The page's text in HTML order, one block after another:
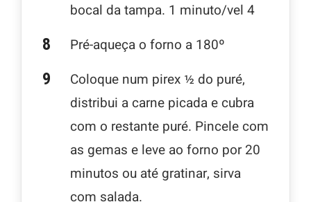
bocal da tampa. 1 minuto/vel 4
Pré-aqueça o forno a 180º
Coloque num pirex ½ do puré,
distribui a carne picada e cubra
com o restante puré. Pincele com
as gemas e leve ao forno por 20
minutos ou até gratinar, sirva
com salada.